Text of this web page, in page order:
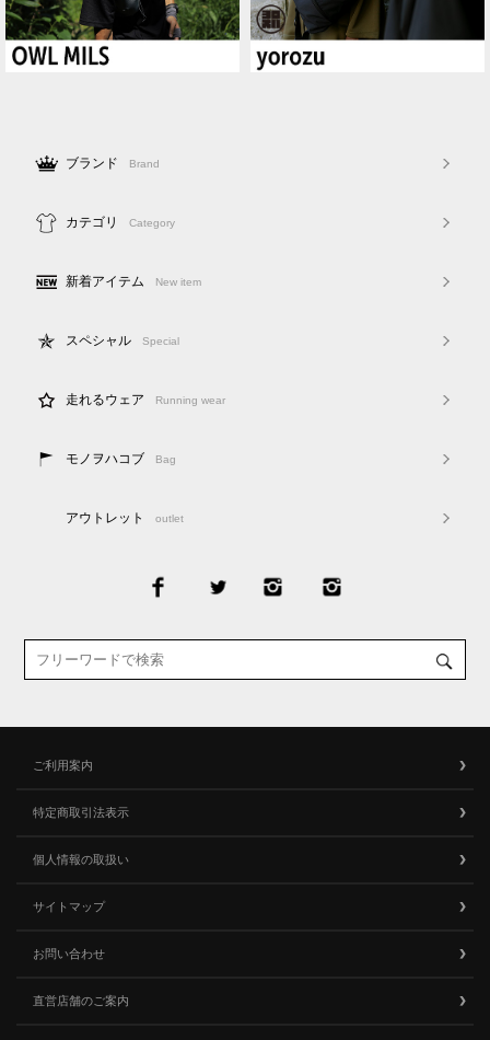
ブランド Brand
カテゴリ Category
新着アイテム New item
スペシャル Special
走れるウェア Running wear
モノヲハコブ Bag
アウトレット outlet
ご利用案内
特定商取引法表示
個人情報の取扱い
サイトマップ
お問い合わせ
直営店舗のご案内